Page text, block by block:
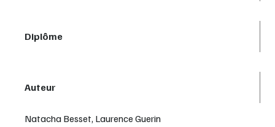
Diplôme
Auteur
Natacha Besset, Laurence Guerin